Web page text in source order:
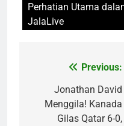
Perhatian Utama
JalaLive
navigation
Previous:
Jonathan David
Menggila! Kanada
Gilas Qatar 6-0,